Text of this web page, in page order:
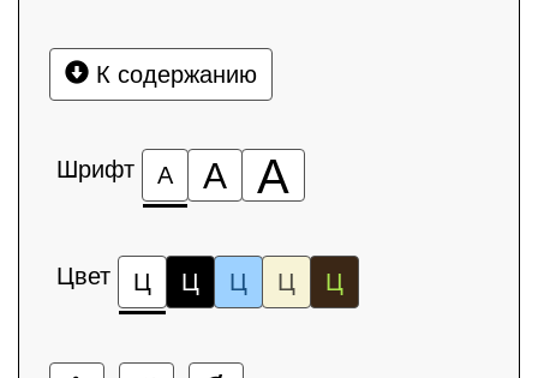
К содержанию
Шрифт А А А
Цвет Ц Ц Ц Ц Ц